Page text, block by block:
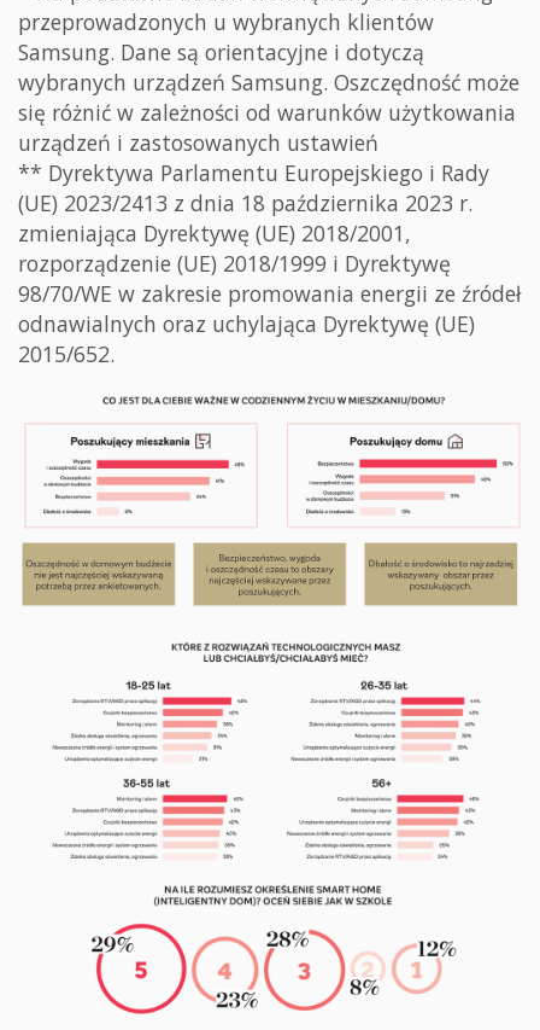
przeprowadzonych u wybranych klientów
Samsung. Dane są orientacyjne i dotyczą
wybranych urządzeń Samsung. Oszczędność może
się różnić w zależności od warunków użytkowania
urządzeń i zastosowanych ustawień
** Dyrektywa Parlamentu Europejskiego i Rady
(UE) 2023/2413 z dnia 18 października 2023 r.
zmieniająca Dyrektywę (UE) 2018/2001,
rozporządzenie (UE) 2018/1999 i Dyrektywę
98/70/WE w zakresie promowania energii ze źródeł
odnawialnych oraz uchylająca Dyrektywę (UE)
2015/652.